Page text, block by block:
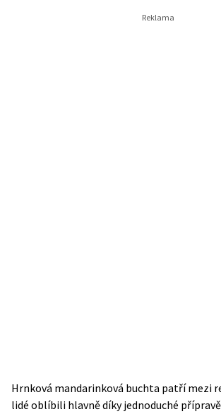
Hrnková mandarinková buchta patří mezi
lidé oblíbili hlavně díky jednoduché